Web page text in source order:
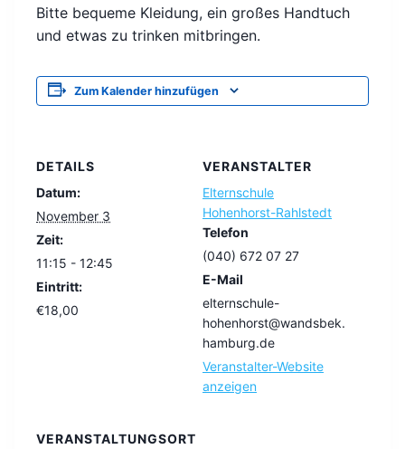
Bitte bequeme Kleidung, ein großes Handtuch
und etwas zu trinken mitbringen.
Zum Kalender hinzufügen
DETAILS
Datum:
November 3
Zeit:
11:15 - 12:45
Eintritt:
€18,00
VERANSTALTER
Elternschule
Hohenhorst-Rahlstedt
Telefon
(040) 672 07 27
E-Mail
elternschule-
hohenhorst@wandsbek.
hamburg.de
Veranstalter-Website
anzeigen
VERANSTALTUNGSORT